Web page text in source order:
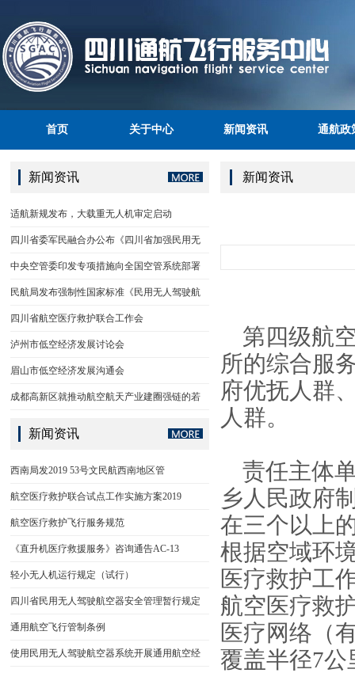
首页 关于中心 新闻资讯 通航政
新闻资讯
适航新规发布，大载重无人机审定启动
四川省委军民融合办公布《四川省加强民用无
中央空管委印发专项措施向全国空管系统部署
民航局发布强制性国家标准《民用无人驾驶航
四川省航空医疗救护联合工作会
泸州市低空经济发展讨论会
眉山市低空经济发展沟通会
成都高新区就推动航空航天产业建圈强链的若
新闻资讯
西南局发2019 53号文民航西南地区管
航空医疗救护联合试点工作实施方案2019
航空医疗救护飞行服务规范
《直升机医疗救援服务》咨询通告AC-13
轻小无人机运行规定（试行）
四川省民用无人驾驶航空器安全管理暂行规定
通用航空飞行管制条例
使用民用无人驾驶航空器系统开展通用航空经
新闻资讯
第四级航
所的综合服
府优抚人群
人群。
责任主体
乡人民政府
在三个以上
根据空域环
医疗救护工
航空医疗救
医疗网络（
覆盖半径7公